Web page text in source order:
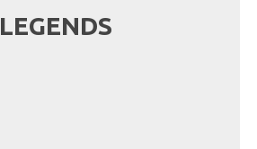
LEGENDS